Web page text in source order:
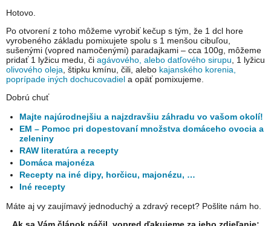
Hotovo.
Po otvorení z toho môžeme vyrobiť kečup s tým, že 1 dcl hore
vyrobeného základu pomixujete spolu s 1 menšou cibuľou,
sušenými (vopred namočenými) paradajkami – cca 100g, môžeme
pridať 1 lyžicu medu, či agávového, alebo datľového sirupu , 1 lyžicu
olivového oleja , štipku kmínu, čili, alebo kajanského korenia,
poprípade iných dochucovadiel a opäť pomixujeme.
Dobrú chuť
Majte najúrodnejšiu a najzdravšiu záhradu vo vašom okolí!
EM – Pomoc pri dopestovaní množstva domáceho ovocia a
zeleniny
RAW literatúra a recepty
Domáca majonéza
Recepty na iné dipy, horčicu, majonézu, …
Iné recepty
Máte aj vy zaujímavý jednoduchý a zdravý recept? Pošlite nám ho.
Ak sa Vám článok páčil, vopred ďakujeme za jeho zdieľanie: